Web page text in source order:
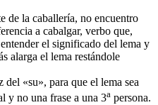
de la caballería, no encuentro
a cabalgar, verbo que,
el significado del lema y
alarga el lema restándole
del «su», para que el lema sea
y no una frase a una 3a persona.